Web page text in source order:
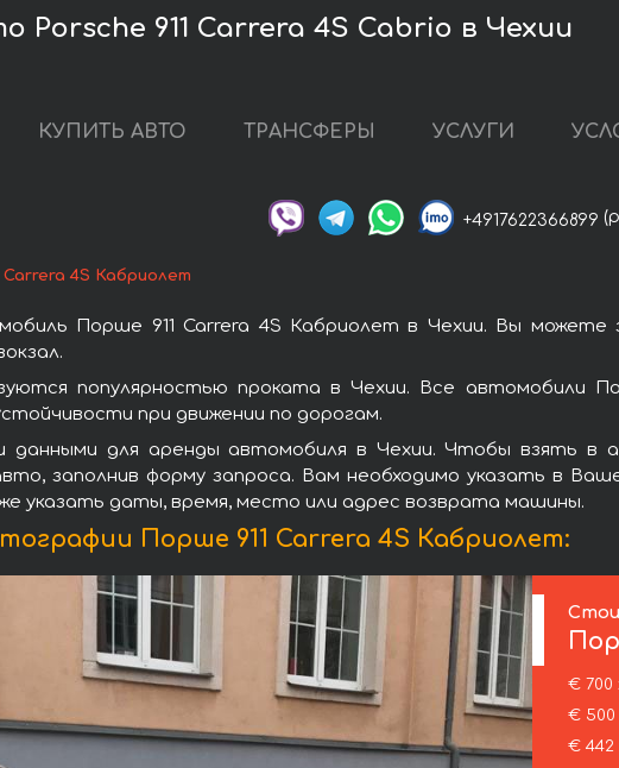
Porsche 911 Carrera 4S Cabrio в Чехии
КУПИТЬ АВТО ТРАНСФЕРЫ УСЛУГИ
+4917622366899
Carrera 4S Кабриолет
Порше 911 Carrera 4S Кабриолет в Чехии. Вы можете
популярностью проката в Чехии. Все автомобили
при движении по дорогам.
для аренды автомобиля в Чехии. Чтобы взять в
заполнив форму запроса. Вам необходимо указать в
указать даты, время, место или адрес возврата машины.
Порше 911 Carrera 4S Кабриолет:
€ 700
€ 500
€ 442